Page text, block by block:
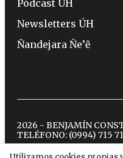
Pódcast ÚH
Newsletters ÚH
Ñandejara Ñe’ẽ
2026 - BENJAMÍN
TELÉFONO: (0994) 715